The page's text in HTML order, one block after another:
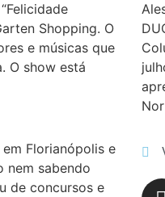
Shopping. O
e músicas que
O show está
Florianópolis e
nem sabendo
de concursos e